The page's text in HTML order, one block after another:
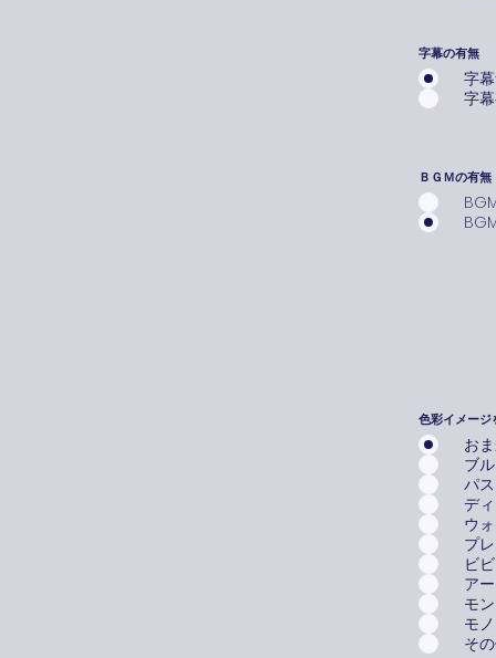
字幕の有無
字
字
ＢＧＭの有無
色彩イメージ
お
ブ
パ
デ
ウ
プ
ビ
ア
モ
モ
そ